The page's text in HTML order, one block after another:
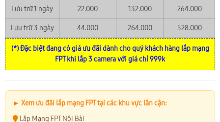
Lưu trữ 1 ngày 22.000 132.000 264.000
Lưu trữ 3 ngày 44.000 264.000 528.000
(*) Đặc biệt đang có giá ưu đãi dành cho quý khách hàng lắp mạng
FPT khi lắp 3 camera với giá chỉ 999k
► Xem ưu đãi lắp mạng FPT tại các khu vực lân cận:
Lắp Mạng FPT Nội Bài